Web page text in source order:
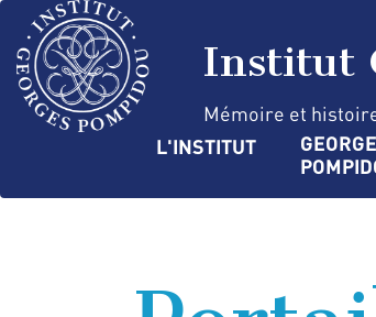
Aller
au
contenu
principal
Institut
Mémoire et
Navigation
L'INSTITUT
Panneau de gestion des cookies